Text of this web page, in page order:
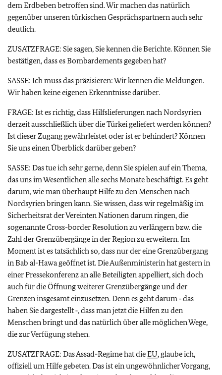
dem Erdbeben betroffen sind. Wir machen das natürlich
gegenüber unseren türkischen Gesprächspartnern auch sehr
deutlich.
ZUSATZFRAGE: Sie sagen, Sie kennen die Berichte. Können Sie
bestätigen, dass es Bombardements gegeben hat?
SASSE: Ich muss das präzisieren: Wir kennen die Meldungen.
Wir haben keine eigenen Erkenntnisse darüber.
FRAGE: Ist es richtig, dass Hilfslieferungen nach Nordsyrien
derzeit ausschließlich über die Türkei geliefert werden können?
Ist dieser Zugang gewährleistet oder ist er behindert? Können
Sie uns einen Überblick darüber geben?
SASSE: Das tue ich sehr gerne, denn Sie spielen auf ein Thema,
das uns im Wesentlichen alle sechs Monate beschäftigt. Es geht
darum, wie man überhaupt Hilfe zu den Menschen nach
Nordsyrien bringen kann. Sie wissen, dass wir regelmäßig im
Sicherheitsrat der Vereinten Nationen darum ringen, die
sogenannteCross-border Resolutionzu verlängern bzw. die
Zahl der Grenzübergänge in der Region zu erweitern. Im
Moment ist es tatsächlich so, dass nur der eine Grenzübergang
in Bab al-Hawa geöffnet ist. Die Außenministerin hat gestern in
einer Pressekonferenz an alle Beteiligten appelliert, sich doch
auch für die Öffnung weiterer Grenzübergänge und der
Grenzen insgesamt einzusetzen. Denn es geht darum ‑ das
haben Sie dargestellt ‑, dass man jetzt die Hilfen zu den
Menschen bringt und das natürlich über alle möglichen Wege,
die zur Verfügung stehen.
ZUSATZFRAGE: Das Assad-Regime hat dieEU, glaube ich,
offiziell um Hilfe gebeten. Das ist ein ungewöhnlicher Vorgang,